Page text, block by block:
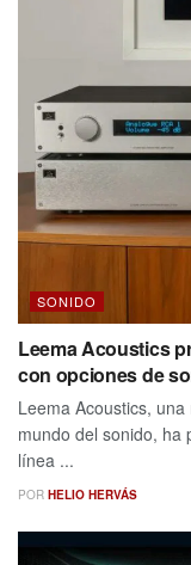
SONIDO
Leema Acoustics
con opciones de
Leema Acoustics,
mundo del sonido, ha
línea ...
POR HELIO HERVÁS